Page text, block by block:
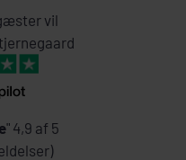
vil
" 4,9 af 5